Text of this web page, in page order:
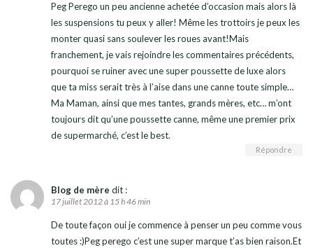
Peg Perego un peu ancienne achetée d’occasion mais alors là
les suspensions tu peux y aller! Même les trottoirs je peux les
monter quasi sans soulever les roues avant!Mais
franchement, je vais rejoindre les commentaires précédents,
pourquoi se ruiner avec une super poussette de luxe alors
que ta miss serait très à l’aise dans une canne toute simple…
Ma Maman, ainsi que mes tantes, grands mères, etc… m’ont
toujours dit qu’une poussette canne, même une premier prix
de supermarché, c’est le best.
Répondre
Blog de mère dit :
17 juillet 2012 à 15 h 46 min
De toute façon oui je commence à penser un peu comme vous
toutes :)Peg perego c’est une super marque t’as bien raison.Et